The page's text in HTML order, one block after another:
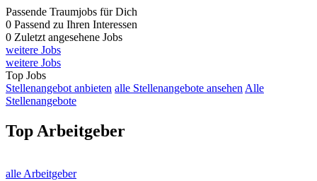
Passende Traumjobs für Dich
0 Passend zu Ihren Interessen
0 Zuletzt angesehene Jobs
weitere Jobs
weitere Jobs
Top Jobs
Stellenangebot anbieten alle Stellenangebote ansehen Alle
Stellenangebote
Top Arbeitgeber
alle Arbeitgeber